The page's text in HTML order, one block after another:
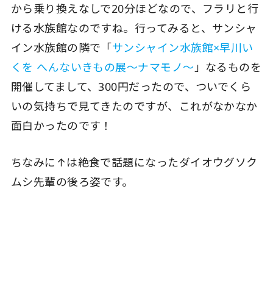
から乗り換えなしで20分ほどなので、フラリと行
ける水族館なのですね。行ってみると、サンシャ
イン水族館の隣で「サンシャイン水族館×早川い
くを へんないきもの展～ナマモノ～ 」なるものを
開催してまして、300円だったので、ついでくら
いの気持ちで見てきたのですが、これがなかなか
面白かったのです！
ちなみに↑は絶食で話題になったダイオウグソク
ムシ先輩の後ろ姿です。